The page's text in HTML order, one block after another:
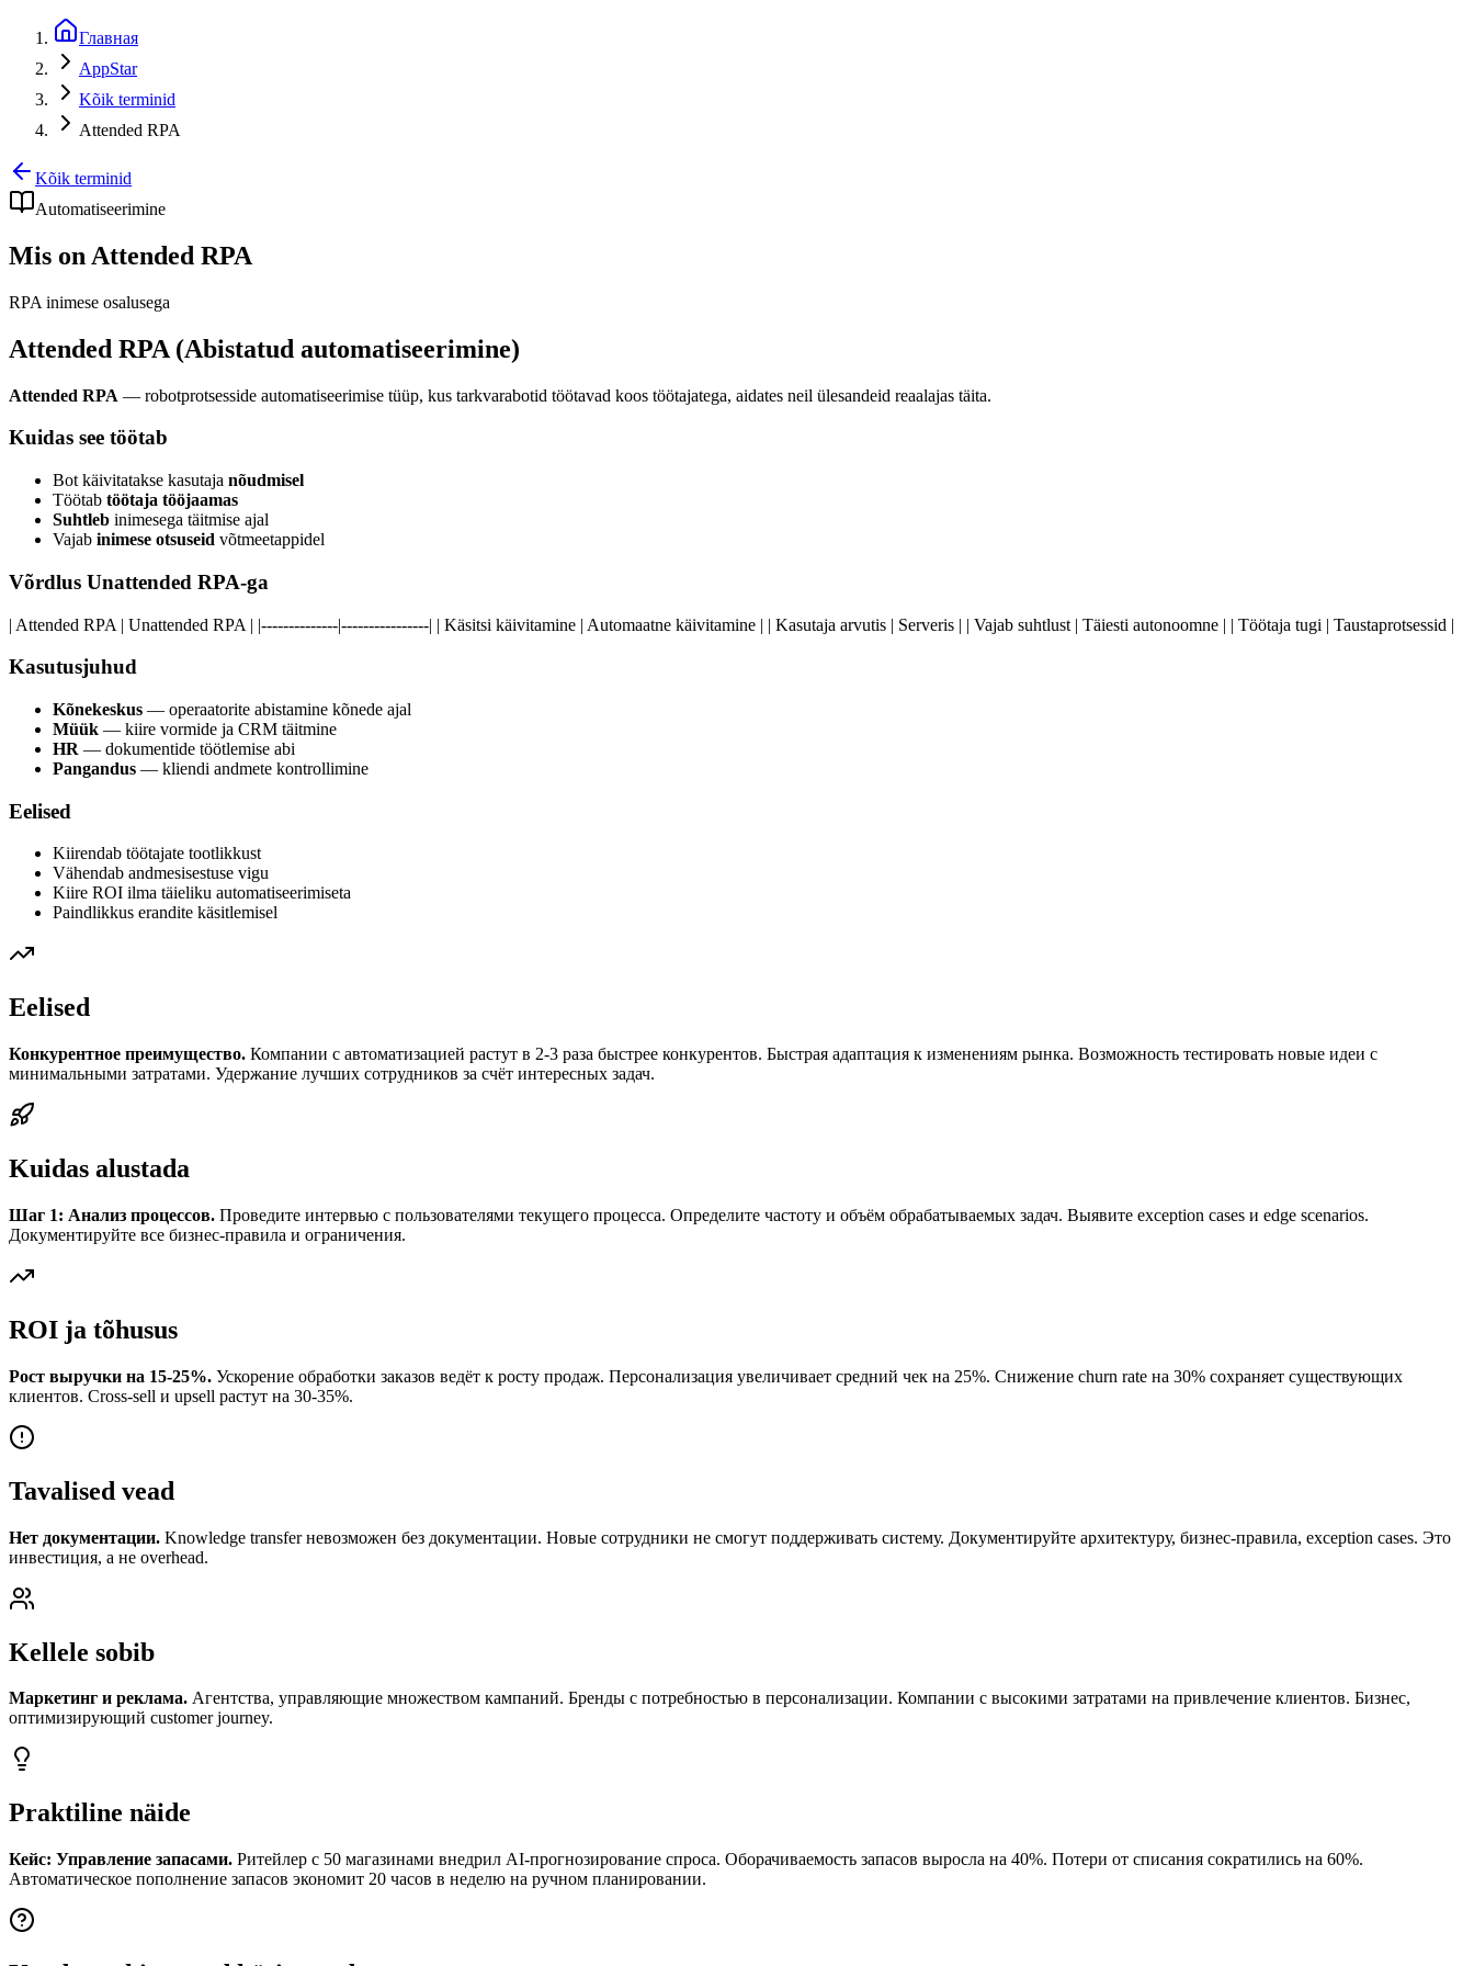
Главная
AppStar
Kõik terminid
Attended RPA
Kõik terminid
Automatiseerimine
Mis on Attended RPA
RPA inimese osalusega
Attended RPA (Abistatud automatiseerimine)
Attended RPA — robotprotsesside automatiseerimise tüüp, kus tarkvarabotid töötavad koos töötajatega, aidates neil ülesandeid reaalajas täita.
Kuidas see töötab
Bot käivitatakse kasutaja nõudmisel
Töötab töötaja tööjaamas
Suhtleb inimesega täitmise ajal
Vajab inimese otsuseid võtmeetappidel
Võrdlus Unattended RPA-ga
| Attended RPA | Unattended RPA | |--------------|----------------| | Käsitsi käivitamine | Automaatne käivitamine | | Kasutaja arvutis | Serveris | | Vajab suhtlust | Täiesti autonoomne | | Töötaja tugi | Taustaprotsessid |
Kasutusjuhud
Kõnekeskus — operaatorite abistamine kõnede ajal
Müük — kiire vormide ja CRM täitmine
HR — dokumentide töötlemise abi
Pangandus — kliendi andmete kontrollimine
Eelised
Kiirendab töötajate tootlikkust
Vähendab andmesisestuse vigu
Kiire ROI ilma täieliku automatiseerimiseta
Paindlikkus erandite käsitlemisel
Eelised
Конкурентное преимущество. Компании с автоматизацией растут в 2-3 раза быстрее конкурентов. Быстрая адаптация к изменениям рынка. Возможность тестировать новые идеи с
минимальными затратами. Удержание лучших сотрудников за счёт интересных задач.
Kuidas alustada
Шаг 1: Анализ процессов. Проведите интервью с пользователями текущего процесса. Определите частоту и объём обрабатываемых задач. Выявите exception cases и edge scenarios.
Документируйте все бизнес-правила и ограничения.
ROI ja tõhusus
Рост выручки на 15-25%. Ускорение обработки заказов ведёт к росту продаж. Персонализация увеличивает средний чек на 25%. Снижение churn rate на 30% сохраняет существующих
клиентов. Cross-sell и upsell растут на 30-35%.
Tavalised vead
Нет документации. Knowledge transfer невозможен без документации. Новые сотрудники не смогут поддерживать систему. Документируйте архитектуру, бизнес-правила, exception cases. Это
инвестиция, а не overhead.
Kellele sobib
Маркетинг и реклама. Агентства, управляющие множеством кампаний. Бренды с потребностью в персонализации. Компании с высокими затратами на привлечение клиентов. Бизнес,
оптимизирующий customer journey.
Praktiline näide
Кейс: Управление запасами. Ритейлер с 50 магазинами внедрил AI-прогнозирование спроса. Оборачиваемость запасов выросла на 40%. Потери от списания сократились на 60%.
Автоматическое пополнение запасов экономит 20 часов в неделю на ручном планировании.